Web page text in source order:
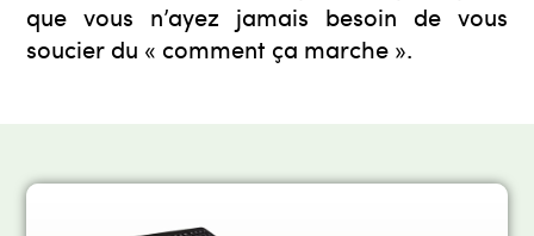
que vous n’ayez jamais besoin de vous
soucier du « comment ça marche ».